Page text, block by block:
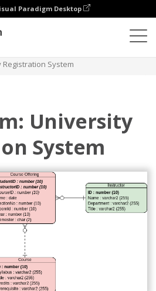
Paradigm Desktop
Registration System
University
System